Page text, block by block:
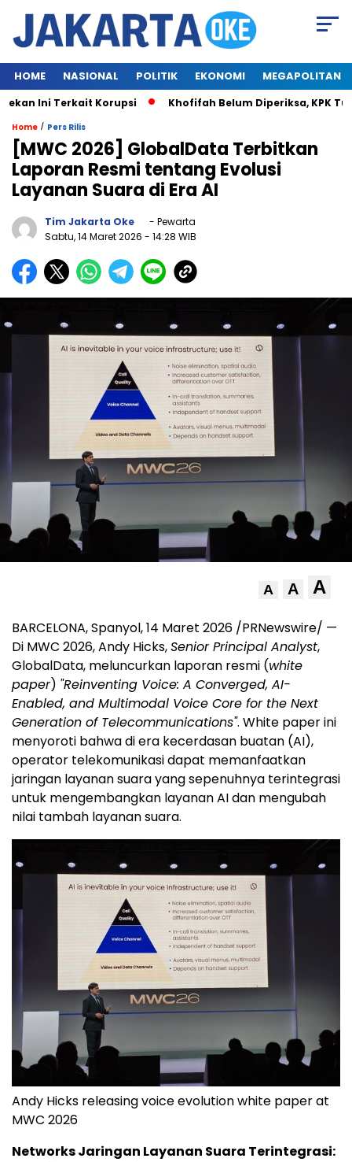
HOME NASIONAL POLITIK EKONOMI MEGAPOLITAN
Ini Terkait Korupsi Khofifah Belum Diperiksa, KPK
Home / Pers Rilis
[MWC 2026] GlobalData Terbitkan
Laporan Resmi tentang Evolusi
Layanan Suara di Era AI
Tim Jakarta Oke
- Pewarta
Sabtu, 14 Maret 2026 - 14:28 WIB
A A A
BARCELONA, Spanyol, 14 Maret 2026 /PRNewswire/ —
Di MWC 2026, Andy Hicks,Senior Principal Analyst,
GlobalData, meluncurkan laporan resmi (white
paper) "Reinventing Voice: A Converged, AI-
Enabled, and Multimodal Voice Core for the Next
Generation of Telecommunications". White paper ini
menyoroti bahwa di era kecerdasan buatan (AI),
operator telekomunikasi dapat memanfaatkan
jaringan layanan suara yang sepenuhnya terintegrasi
untuk mengembangkan layanan AI dan mengubah
nilai tambah layanan suara.
Andy Hicks releasing voice evolution white paper at
MWC 2026
Networks Jaringan Layanan Suara Terintegrasi: